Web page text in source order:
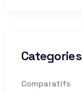
Categories
Comparatifs